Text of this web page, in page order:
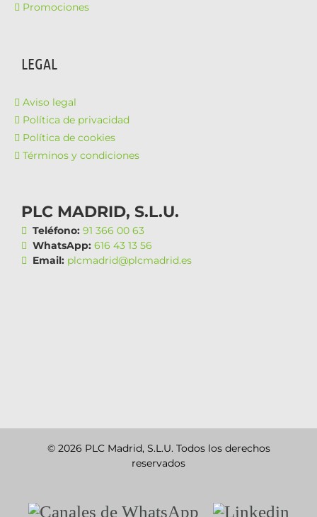
Promociones
LEGAL
Aviso legal
Política de privacidad
Política de cookies
Términos y condiciones
PLC MADRID, S.L.U.
Teléfono: 91 366 00 63
WhatsApp: 616 43 13 56
Email: plcmadrid@plcmadrid.es
© 2026 PLC Madrid, S.L.U. Todos los derechos
reservados
Canales Linkedin